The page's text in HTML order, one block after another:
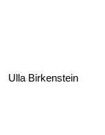
Ulla Birkenstein